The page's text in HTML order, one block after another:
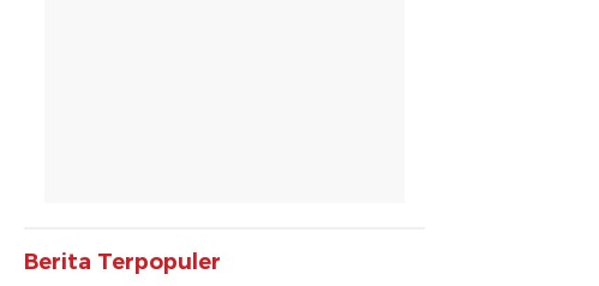
Berita Terpopuler